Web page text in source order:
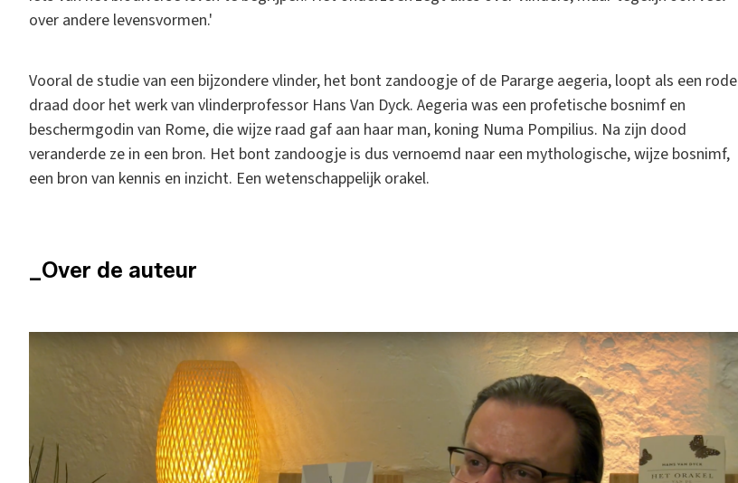
over andere levensvormen.'
Vooral de studie van een bijzondere vlinder, het bont zandoogje of de Pararge aegeria, loopt als een rode
draad door het werk van vlinderprofessor Hans Van Dyck. Aegeria was een profetische bosnimf en
beschermgodin van Rome, die wijze raad gaf aan haar man, koning Numa Pompilius. Na zijn dood
veranderde ze in een bron. Het bont zandoogje is dus vernoemd naar een mythologische, wijze bosnimf,
een bron van kennis en inzicht. Een wetenschappelijk orakel.
_Over de auteur